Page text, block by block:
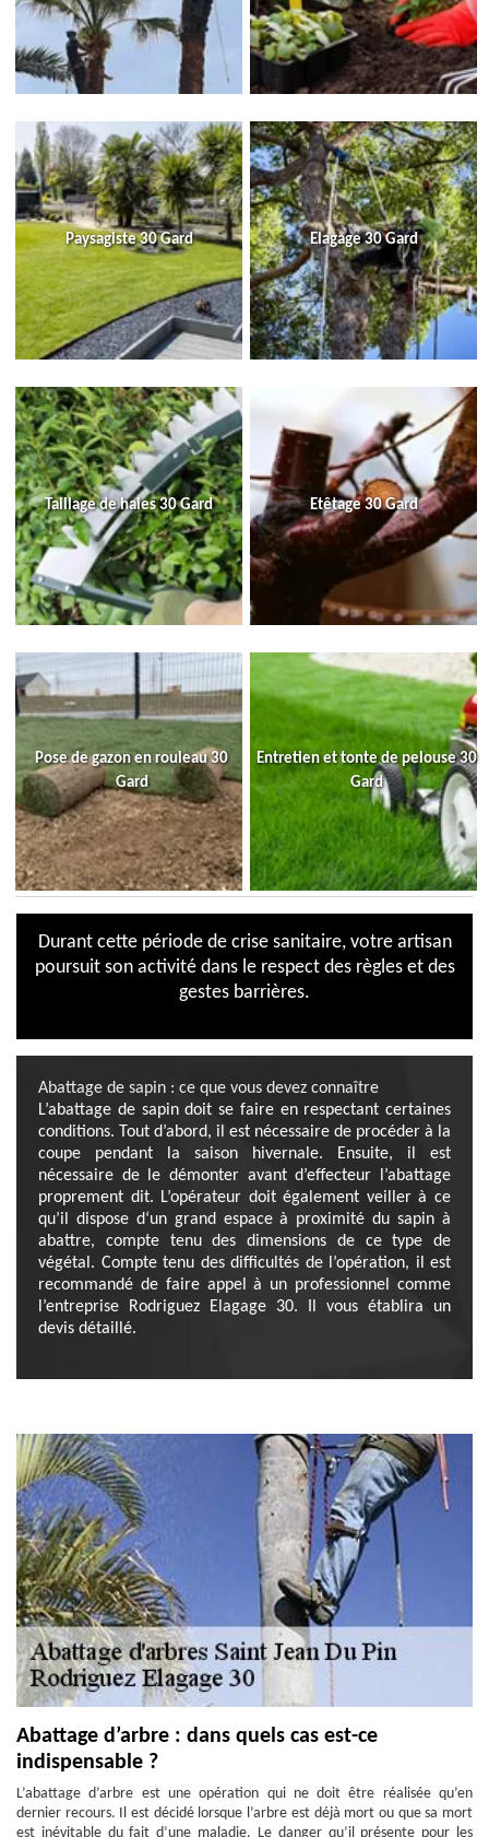
Paysagiste 30 Gard Elagage 30 Gard
Taillage de haies 30 Gard Etêtage 30 Gard
Pose de gazon en rouleau 30
Gard
Entretien et tonte de pelouse 30
Gard
Durant cette période de crise sanitaire, votre artisan
poursuit son activité dans le respect des règles et des
gestes barrières.
Abattage de sapin : ce que vous devez connaître
L’abattage de sapin doit se faire en respectant certaines
conditions. Tout d’abord, il est nécessaire de procéder à la
coupe pendant la saison hivernale. Ensuite, il est
nécessaire de le démonter avant d’effecteur l’abattage
proprement dit. L’opérateur doit également veiller à ce
qu’il dispose d‘un grand espace à proximité du sapin à
abattre, compte tenu des dimensions de ce type de
végétal. Compte tenu des difficultés de l’opération, il est
recommandé de faire appel à un professionnel comme
l’entreprise Rodriguez Elagage 30. Il vous établira un
devis détaillé.
Abattage d’arbre : dans quels cas est-ce
indispensable ?
L’abattage d’arbre est une opération qui ne doit être réalisée qu’en
dernier recours. Il est décidé lorsque l’arbre est déjà mort ou que sa mort
est inévitable du fait d’une maladie. Le danger qu’il présente pour les